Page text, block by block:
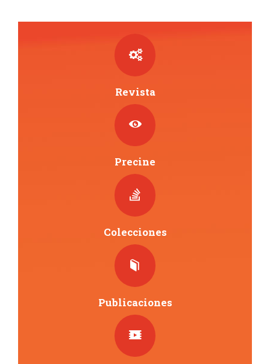
Revista
Precine
Colecciones
Publicaciones